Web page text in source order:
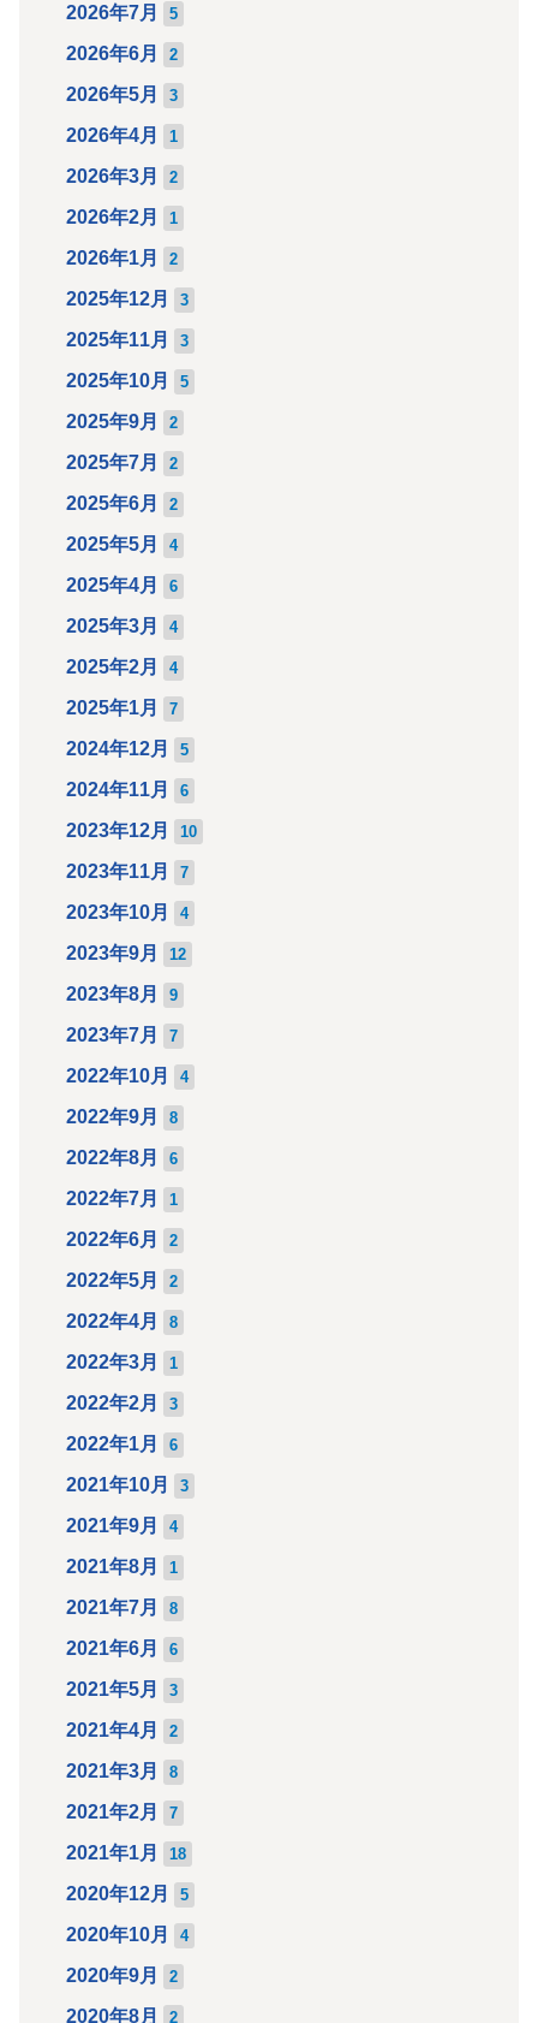
2026年7月 5
2026年6月 2
2026年5月 3
2026年4月 1
2026年3月 2
2026年2月 1
2026年1月 2
2025年12月 3
2025年11月 3
2025年10月 5
2025年9月 2
2025年7月 2
2025年6月 2
2025年5月 4
2025年4月 6
2025年3月 4
2025年2月 4
2025年1月 7
2024年12月 5
2024年11月 6
2023年12月 10
2023年11月 7
2023年10月 4
2023年9月 12
2023年8月 9
2023年7月 7
2022年10月 4
2022年9月 8
2022年8月 6
2022年7月 1
2022年6月 2
2022年5月 2
2022年4月 8
2022年3月 1
2022年2月 3
2022年1月 6
2021年10月 3
2021年9月 4
2021年8月 1
2021年7月 8
2021年6月 6
2021年5月 3
2021年4月 2
2021年3月 8
2021年2月 7
2021年1月 18
2020年12月 5
2020年10月 4
2020年9月 2
2020年8月 2